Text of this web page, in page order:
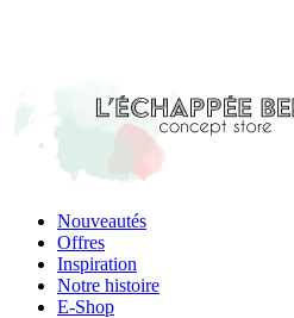
Nouveautés
Offres
Inspiration
Notre histoire
E-Shop